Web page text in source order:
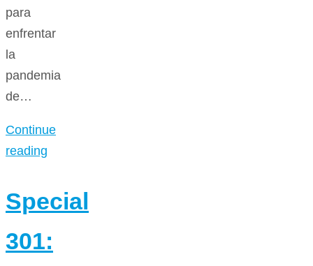
para
enfrentar
la
pandemia
de…
Continue
reading
Special
301: